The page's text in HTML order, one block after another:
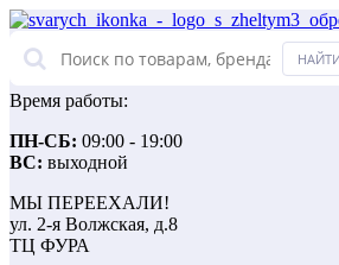
Время работы:
ПН-СБ: 09:00 - 19:00
ВС: выходной
МЫ ПЕРЕЕХАЛИ!
ул. 2-я Волжская, д.8
ТЦ ФУРА